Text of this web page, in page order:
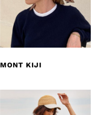
MONT KIJI